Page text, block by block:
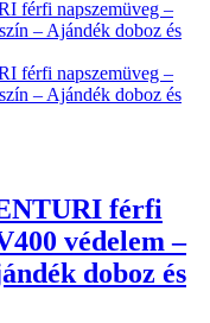
férfi
védelem –
doboz és